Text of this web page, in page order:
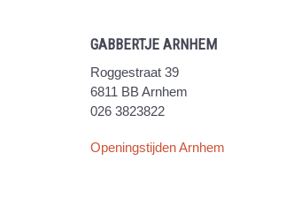
GABBERTJE ARNHEM
Roggestraat 39
6811 BB Arnhem
026 3823822
Openingstijden Arnhem